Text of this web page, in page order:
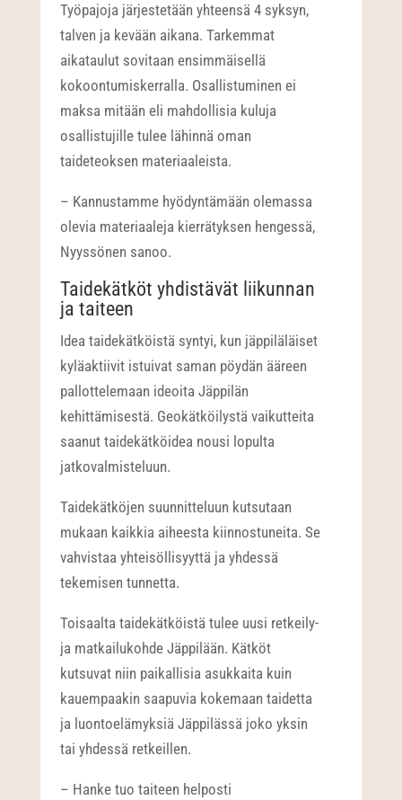
Työpajoja järjestetään yhteensä 4 syksyn,
talven ja kevään aikana. Tarkemmat
aikataulut sovitaan ensimmäisellä
kokoontumiskerralla. Osallistuminen ei
maksa mitään eli mahdollisia kuluja
osallistujille tulee lähinnä oman
taideteoksen materiaaleista.
– Kannustamme hyödyntämään olemassa
olevia materiaaleja kierrätyksen hengessä,
Nyyssönen sanoo.
Taidekätköt yhdistävät liikunnan
ja taiteen
Idea taidekätköistä syntyi, kun jäppiläläiset
kyläaktiivit istuivat saman pöydän ääreen
pallottelemaan ideoita Jäppilän
kehittämisestä. Geokätköilystä vaikutteita
saanut taidekätköidea nousi lopulta
jatkovalmisteluun.
Taidekätköjen suunnitteluun kutsutaan
mukaan kaikkia aiheesta kiinnostuneita. Se
vahvistaa yhteisöllisyyttä ja yhdessä
tekemisen tunnetta.
Toisaalta taidekätköistä tulee uusi retkeily-
ja matkailukohde Jäppilään. Kätköt
kutsuvat niin paikallisia asukkaita kuin
kauempaakin saapuvia kokemaan taidetta
ja luontoelämyksiä Jäppilässä joko yksin
tai yhdessä retkeillen.
– Hanke tuo taiteen helposti